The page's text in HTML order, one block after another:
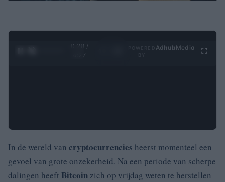
0:29 /
4:27
Ad hubMedia
In de wereld van cryptocurrencies heerst momenteel een
gevoel van grote onzekerheid. Na een periode van scherpe
dalingen heeft Bitcoin zich op vrijdag weten te herstellen